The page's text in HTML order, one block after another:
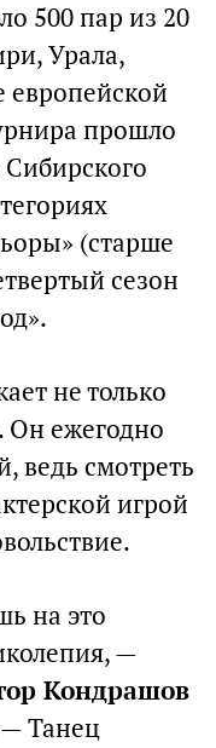
500 пар из 20
Урала,
европейской
прошло
(старше
сезон
не только
Он ежегодно
ведь смотреть
игрой
на это
—
Кондрашов
Танец